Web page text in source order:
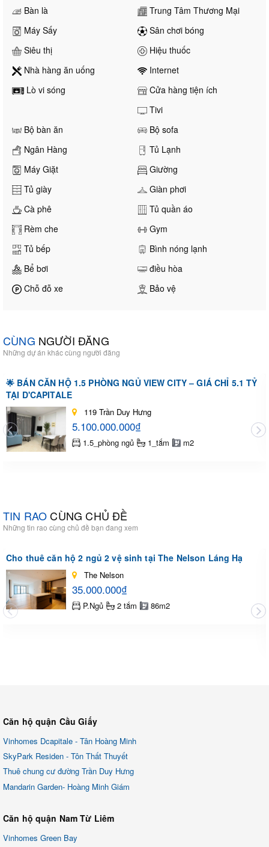
Bàn là
Trung Tâm Thương Mại
Máy Sấy
Sân chơi bóng
Siêu thị
Hiệu thuốc
Nhà hàng ăn uống
Internet
Lò vi sóng
Cửa hàng tiện ích
Tivi
Bộ bàn ăn
Bộ sofa
Ngân Hàng
Tủ Lạnh
Máy Giặt
Giường
Tủ giày
Giàn phơi
Cà phê
Tủ quần áo
Rèm che
Gym
Tủ bếp
Bình nóng lạnh
Bể bơi
điều hòa
Chỗ đỗ xe
Bảo vệ
CÙNG NGƯỜI ĐĂNG
Những dự án khác cùng người đăng
🌟 BÁN CĂN HỘ 1.5 PHÒNG NGỦ VIEW CITY – GIÁ CHỈ 5.1 TỶ
TẠI D'CAPITALE
119 Trần Duy Hưng
5.100.000.000₫
1.5_phòng ngủ 1_tắm m2
TIN RAOCÙNG CHỦ ĐỀ
Những tin rao cùng chủ đề bạn đang xem
Cho thuê căn hộ 2 ngủ 2 vệ sinh tại The Nelson Láng Hạ
The Nelson
35.000.000₫
P.Ngủ 2 tắm 86m2
Căn hộ quận Cầu Giấy
Vinhomes Dcapitale - Tân Hoàng Minh
SkyPark Residen - Tôn Thất Thuyết
Thuê chung cư đường Trần Duy Hưng
Mandarin Garden- Hoàng Minh Giám
Căn hộ quận Nam Từ Liêm
Vinhomes Green Bay